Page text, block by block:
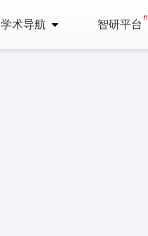
学术导航 智研平台